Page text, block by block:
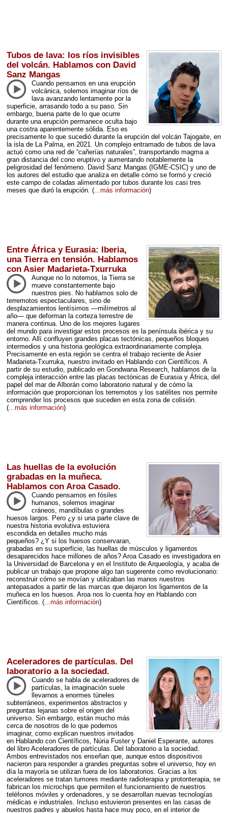
Tubos de lava: los ríos invisibles
del volcán. Hablamos con David
Sanz Mangas
Cuando pensamos en una erupción
volcánica, solemos imaginar ríos de
lava avanzando lentamente por la
superficie, arrasando todo a su paso. Sin
embargo, buena parte de lo que ocurre
durante una erupción permanece oculta bajo
una costra aparentemente sólida. Eso es
precisamente lo que sucedió durante la erupción del volcán Tajogaite, en
la isla de La Palma, en 2021. Un complejo entramado de tubos de lava
actuó como una red de “cañerías naturales”, transportando magma a
gran distancia del cono eruptivo y aumentando notablemente la
peligrosidad del fenómeno. David Sanz Mangas (IGME-CSIC) y uno de
los autores del estudio que analiza en detalle cómo se formó y creció
este campo de coladas alimentado por tubos durante los casi tres
meses que duró la erupción. (...más información)
Entre África y Eurasia: Iberia,
una Tierra en tensión. Hablamos
con Asier Madarieta-Txurruka
Aunque no lo notemos, la Tierra se
mueve constantemente bajo
nuestros pies. No hablamos solo de
terremotos espectaculares, sino de
desplazamientos lentísimos —milímetros al
año— que deforman la corteza terrestre de
manera continua. Uno de los mejores lugares
del mundo para investigar estos procesos es la península ibérica y su
entorno. Allí confluyen grandes placas tectónicas, pequeños bloques
intermedios y una historia geológica extraordinariamente compleja.
Precisamente en esta región se centra el trabajo reciente de Asier
Madarieta-Txurruka, nuestro invitado en Hablando con Científicos. A
partir de su estudio, publicado en Gondwana Research, hablamos de la
compleja interacción entre las placas tectónicas de Eurasia y África, del
papel del mar de Alborán como laboratorio natural y de cómo la
información que proporcionan los terremotos y los satélites nos permite
comprender los procesos que suceden en esta zona de colisión.
(...más información)
Las huellas de la evolución
grabadas en la muñeca.
Hablamos con Aroa Casado.
Cuando pensamos en fósiles
humanos, solemos imaginar
cráneos, mandíbulas o grandes
huesos largos. Pero ¿y si una parte clave de
nuestra historia evolutiva estuviera
escondida en detalles mucho más
pequeños? ¿Y si los huesos conservaran,
grabadas en su superficie, las huellas de músculos y ligamentos
desaparecidos hace millones de años? Aroa Casado es investigadora en
la Universidad de Barcelona y en el Instituto de Arqueología, y acaba de
publicar un trabajo que propone algo tan sugerente como revolucionario:
reconstruir cómo se movían y utilizaban las manos nuestros
antepasados a partir de las marcas que dejaron los ligamentos de la
muñeca en los huesos. Aroa nos lo cuenta hoy en Hablando con
Científicos. (...más información)
Aceleradores de partículas. Del
laboratorio a la sociedad.
Cuando se habla de aceleradores de
partículas, la imaginación suele
llevarnos a enormes túneles
subterráneos, experimentos abstractos y
preguntas lejanas sobre el origen del
universo. Sin embargo, están mucho más
cerca de nosotros de lo que podemos
imaginar, como explican nuestros invitados
en Hablando con Científicos, Núria Fuster y Daniel Esperante, autores
del libro Aceleradores de partículas. Del laboratorio a la sociedad.
Ambos entrevistados nos enseñan que, aunque estos dispositivos
nacieron para responder a grandes preguntas sobre el universo, hoy en
día la mayoría se utilizan fuera de los laboratorios. Gracias a los
aceleradores se tratan tumores mediante radioterapia y protonterapia, se
fabrican los microchips que permiten el funcionamiento de nuestros
teléfonos móviles y ordenadores, y se desarrollan nuevas tecnologías
médicas e industriales. Incluso estuvieron presentes en las casas de
nuestros padres y abuelos hasta hace muy poco, en el interior de